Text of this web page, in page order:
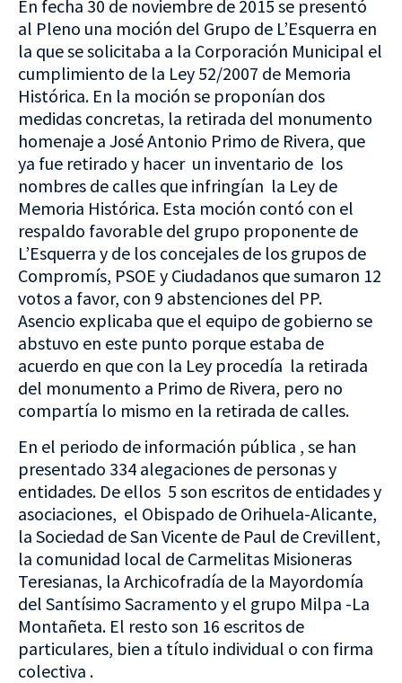
En fecha 30 de noviembre de 2015 se presentó
al Pleno una moción del Grupo de L’Esquerra en
la que se solicitaba a la Corporación Municipal el
cumplimiento de la Ley 52/2007 de Memoria
Histórica. En la moción se proponían dos
medidas concretas, la retirada del monumento
homenaje a José Antonio Primo de Rivera, que
ya fue retirado y hacer un inventario de los
nombres de calles que infringían la Ley de
Memoria Histórica. Esta moción contó con el
respaldo favorable del grupo proponente de
L’Esquerra y de los concejales de los grupos de
Compromís, PSOE y Ciudadanos que sumaron 12
votos a favor, con 9 abstenciones del PP.
Asencio explicaba que el equipo de gobierno se
abstuvo en este punto porque estaba de
acuerdo en que con la Ley procedía la retirada
del monumento a Primo de Rivera, pero no
compartía lo mismo en la retirada de calles.
En el periodo de información pública , se han
presentado 334 alegaciones de personas y
entidades. De ellos 5 son escritos de entidades y
asociaciones, el Obispado de Orihuela-Alicante,
la Sociedad de San Vicente de Paul de Crevillent,
la comunidad local de Carmelitas Misioneras
Teresianas, la Archicofradía de la Mayordomía
del Santísimo Sacramento y el grupo Milpa -La
Montañeta. El resto son 16 escritos de
particulares, bien a título individual o con firma
colectiva .